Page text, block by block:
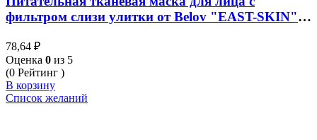
фильтром слизи улитки от Belov "EAST-SKIN"
78,64 ₽
Оценка 0 из 5
(0 Рейтинг )
В корзину
Список желаний